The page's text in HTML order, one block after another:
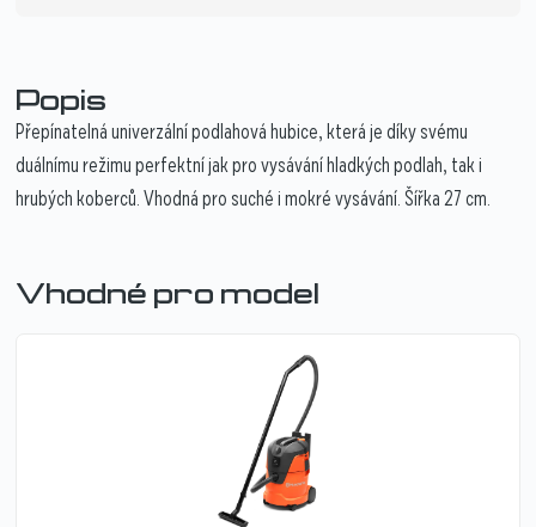
Popis
Přepínatelná univerzální podlahová hubice, která je díky svému
duálnímu režimu perfektní jak pro vysávání hladkých podlah, tak i
hrubých koberců. Vhodná pro suché i mokré vysávání. Šířka 27 cm.
Vhodné pro model